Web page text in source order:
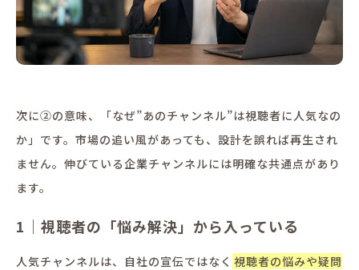
次に②の意味、「なぜ”あのチャンネル”は視聴者に人気なの
か」です。市場の追い風があっても、設計を誤れば再生され
ません。伸びている企業チャンネルには明確な共通点があり
ます。
1｜視聴者の「悩み解決」から入っている
人気チャンネルは、自社の宣伝ではなく 視聴者の悩みや疑問